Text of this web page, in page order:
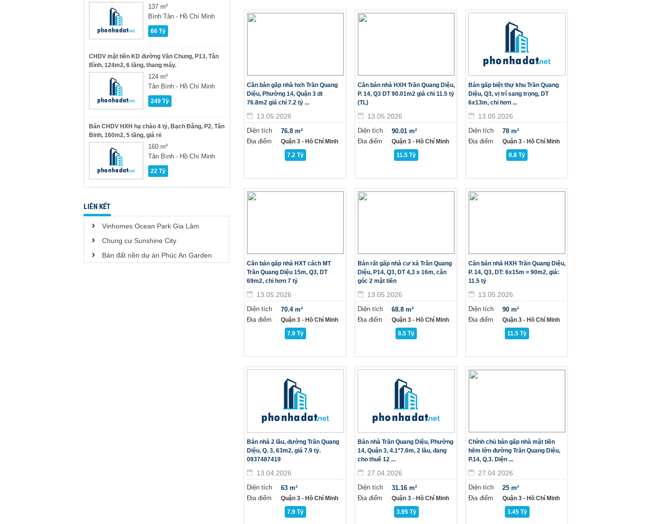
137 m²
Bình Tân - Hồ Chí Minh
66 Tỷ
CHDV mặt tiền KD đường Văn Chung, P13, Tân
Bình, 124m2, 6 tầng, thang máy.
124 m²
Tân Bình - Hồ Chí Minh
249 Tỷ
Bán CHDV HXH hạ chào 4 tỷ, Bạch Đằng, P2, Tân
Binh, 160m2, 5 tầng, giá rẻ
160 m²
Tân Bình - Hồ Chí Minh
22 Tỷ
LIÊN KẾT
Vinhomes Ocean Park Gia Lâm
Chung cư Sunshine City
Bán đất nền dự án Phúc An Garden
Cần bán gấp nhà hxh Trần Quang
Diệu, Phường 14, Quận 3 dt
76.8m2 giá chỉ 7.2 tỷ ...
13.05.2026
Diện tích
Địa điểm
76.8 m²
Quận 3 - Hồ Chí Minh
7.2 Tỷ
Cần bán nhà HXH Trần Quang Diệu,
P. 14, Q3 DT 90.01m2 giá chỉ 11.5 tỷ
(TL)
13.05.2026
Diện tích
Địa điểm
90.01 m²
Quận 3 - Hồ Chí Minh
11.5 Tỷ
Bán gấp biệt thự khu Trần Quang
Diệu, Q3, vị trí sang trọng, DT
6x13m, chỉ hơn ...
13.05.2026
Diện tích
Địa điểm
78 m²
Quận 3 - Hồ Chí Minh
8.8 Tỷ
Cần bán gấp nhà HXT cách MT
Trần Quang Diệu 15m, Q3, DT
69m2, chỉ hơn 7 tỷ
13.05.2026
Diện tích
Địa điểm
70.4 m²
Quận 3 - Hồ Chí Minh
7.9 Tỷ
Bán rất gấp nhà cư xá Trần Quang
Diệu, P14, Q3, DT 4,3 x 16m, căn
góc 2 mặt tiền
13.05.2026
Diện tích
Địa điểm
68.8 m²
Quận 3 - Hồ Chí Minh
8.5 Tỷ
Cần bán nhà HXH Trần Quang Diệu,
P. 14, Q3, DT: 6x15m = 90m2, giá:
11.5 tỷ
13.05.2026
Diện tích
Địa điểm
90 m²
Quận 3 - Hồ Chí Minh
11.5 Tỷ
Bán nhà 2 lầu, đường Trần Quang
Diệu, Q. 3, 63m2, giá 7.9 tỷ.
0937487419
13.04.2026
Diện tích
Địa điểm
63 m²
Quận 3 - Hồ Chí Minh
7.9 Tỷ
Bán nhà Trần Quang Diệu, Phường
14, Quận 3, 4.1*7.6m, 2 lầu, đang
cho thuê 12 ...
27.04.2026
Diện tích
Địa điểm
31.16 m²
Quận 3 - Hồ Chí Minh
3.95 Tỷ
Chính chủ bán gấp nhà mặt tiền
hẽm lớn đường Trần Quang Diệu,
P.14, Q.3. Diện ...
27.04.2026
Diện tích
Địa điểm
25 m²
Quận 3 - Hồ Chí Minh
3.45 Tỷ